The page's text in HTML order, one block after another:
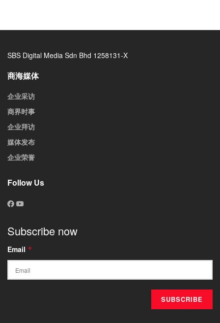
SBS Digital Media Sdn Bhd 1258131-X
商海媒体
企业采访
商界时事
企业拜访
媒体发布
企业荣誉
Follow Us
Subscribe now
Email *